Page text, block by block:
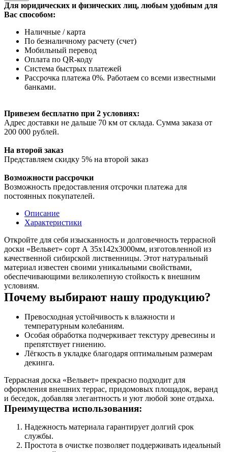
Для юридических и физических лиц, любым удобным для
Вас способом:
Наличные / карта
По безналичному расчету (счет)
Мобильный перевод
Оплата по QR-коду
Система быстрых платежей
Рассрочка платежа 0%. Работаем со всеми известными
банками.
Привезем бесплатно при 2 условиях:
Адрес доставки не дальше 70 км от склада. Сумма заказа от
200 000 рублей.
На второй заказ
Представляем скидку 5% на второй заказ
Возможности рассрочки
Возможность предоставления отсрочки платежа для
постоянных покупателей.
Описание
Характеристики
Откройте для себя изысканность и долговечность террасной
доски «Вельвет» сорт А 35х142х3000мм, изготовленной из
качественной сибирской лиственницы. Этот натуральный
материал известен своими уникальными свойствами,
обеспечивающими великолепную стойкость к внешним
условиям.
Почему выбирают нашу продукцию?
Превосходная устойчивость к влажности и
температурным колебаниям.
Особая обработка подчеркивает текстуру древесины и
препятствует гниению.
Лёгкость в укладке благодаря оптимальным размерам
декинга.
Террасная доска «Вельвет» прекрасно подходит для
оформления внешних террас, придомовых площадок, веранд
и беседок, добавляя элегантность и уют любой зоне отдыха.
Преимущества использования:
Надежность материала гарантирует долгий срок
службы.
Простота в очистке позволяет поддерживать идеальный